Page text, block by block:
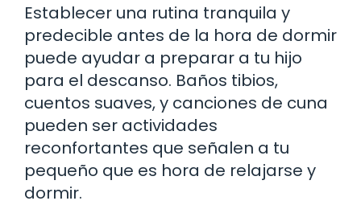
Establecer una rutina tranquila y
predecible antes de la hora de dormir
puede ayudar a preparar a tu hijo
para el descanso. Baños tibios,
cuentos suaves, y canciones de cuna
pueden ser actividades
reconfortantes que señalen a tu
pequeño que es hora de relajarse y
dormir.